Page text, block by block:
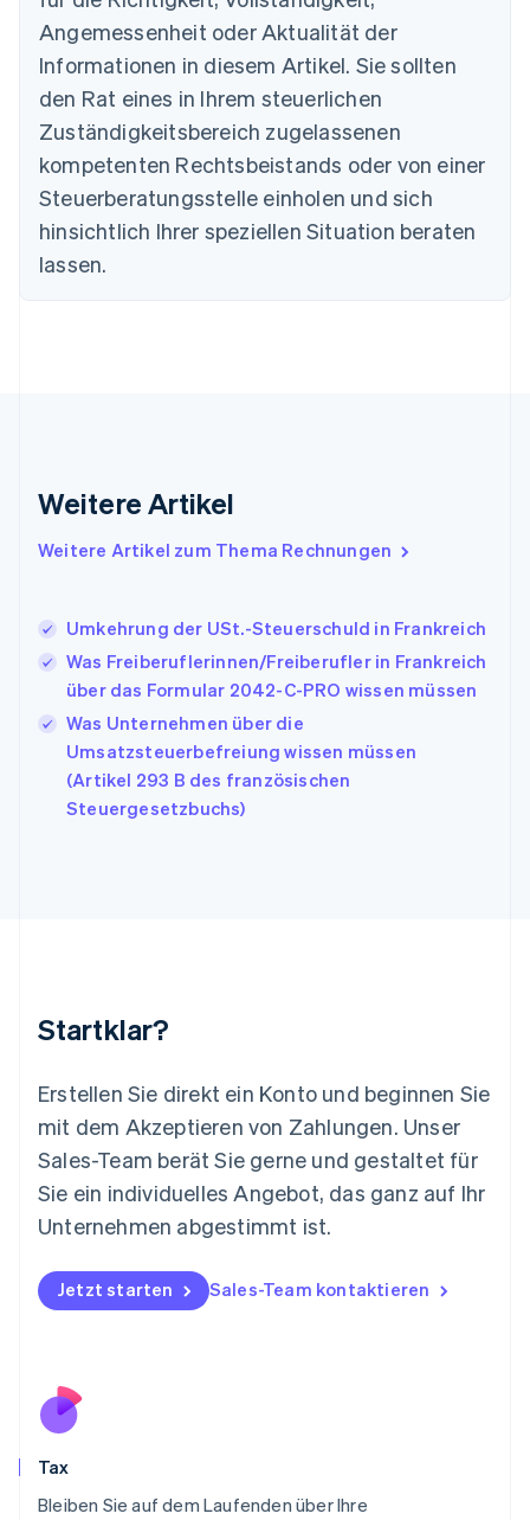
Angemessenheit oder Aktualität der
Informationen in diesem Artikel. Sie sollten
den Rat eines in Ihrem steuerlichen
Zuständigkeitsbereich zugelassenen
kompetenten Rechtsbeistands oder von einer
Steuerberatungsstelle einholen und sich
hinsichtlich Ihrer speziellen Situation beraten
lassen.
Weitere Artikel
Weitere Artikel zum Thema Rechnungen
Umkehrung der USt.-Steuerschuld in Frankreich
Was Freiberuflerinnen/Freiberufler in Frankreich
über das Formular 2042-C-PRO wissen müssen
Was Unternehmen über die
Umsatzsteuerbefreiung wissen müssen
(Artikel 293 B des französischen
Steuergesetzbuchs)
Startklar?
Erstellen Sie direkt ein Konto und beginnen Sie
mit dem Akzeptieren von Zahlungen. Unser
Sales-Team berät Sie gerne und gestaltet für
Sie ein individuelles Angebot, das ganz auf Ihr
Unternehmen abgestimmt ist.
Jetzt starten Sales-Team kontaktieren
Tax
Bleiben Sie auf dem Laufenden über Ihre
Belgien
NederlandsFrançais Deutsch English
Brasilien
Português English
Bulgarien
English
Dänemark
English
Deutschland
Deutsch English
Estland
English
English
Indien
English
Italien
ItalianoEnglish
Japan
Kanada
EnglishFrançais
Kroatien
English
Lettland
English简体中文
English
Mexiko
Español English
Neuseeland
English
NederlandsEnglish
English
Österreich
Portugal
Português
Schweden